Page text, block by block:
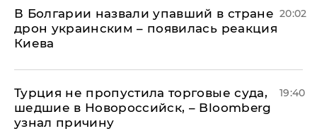
В Болгарии назвали упавший в стране
дрон украинским – появилась реакция
Киева
20:02
Турция не пропустила торговые суда,
шедшие в Новороссийск, – Bloomberg
узнал причину
19:40